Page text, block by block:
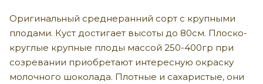
Оригинальный среднеранний сорт с крупными
плодами. Куст достигает высоты до 80см. Плоско-
круглые крупные плоды массой 250-400гр при
созревании приобретают интересную окраску
молочного шоколада. Плотные и сахаристые, они